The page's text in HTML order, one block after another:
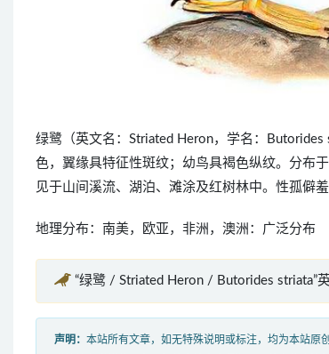
绿鹭（英文名：Striated Heron，学名：
色，翼缘具特征性斑纹；幼鸟具褐色纵纹。分布
见于山间溪流、湖泊、滩涂及红树林中。性孤僻
地理分布：南美，欧亚，非洲，澳洲：广泛分布
“绿鹭 / Striated Heron / Butorides striata”
声明： 本站所有文章，如无特殊说明或标注，均为本站原